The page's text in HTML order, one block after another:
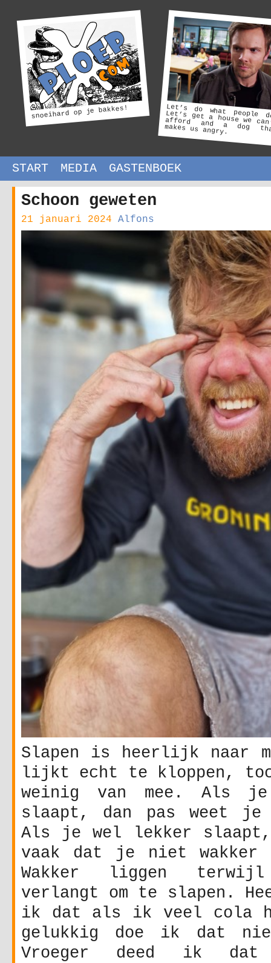
snoeihard op je bakkes! Let’s do what people
Let’s get a house we
afford and a dog
makes us angry.
START MEDIA GASTENBOEK
Schoon geweten
21 januari 2024 Alfons
Slapen is heerlijk naar
lijkt echt te kloppen,
weinig van mee. Als
slaapt, dan pas weet
Als je wel lekker
vaak dat je niet wakker
Wakker liggen
verlangt om te slapen.
ik dat als ik veel cola
gelukkig doe ik dat
Vroeger deed ik dat